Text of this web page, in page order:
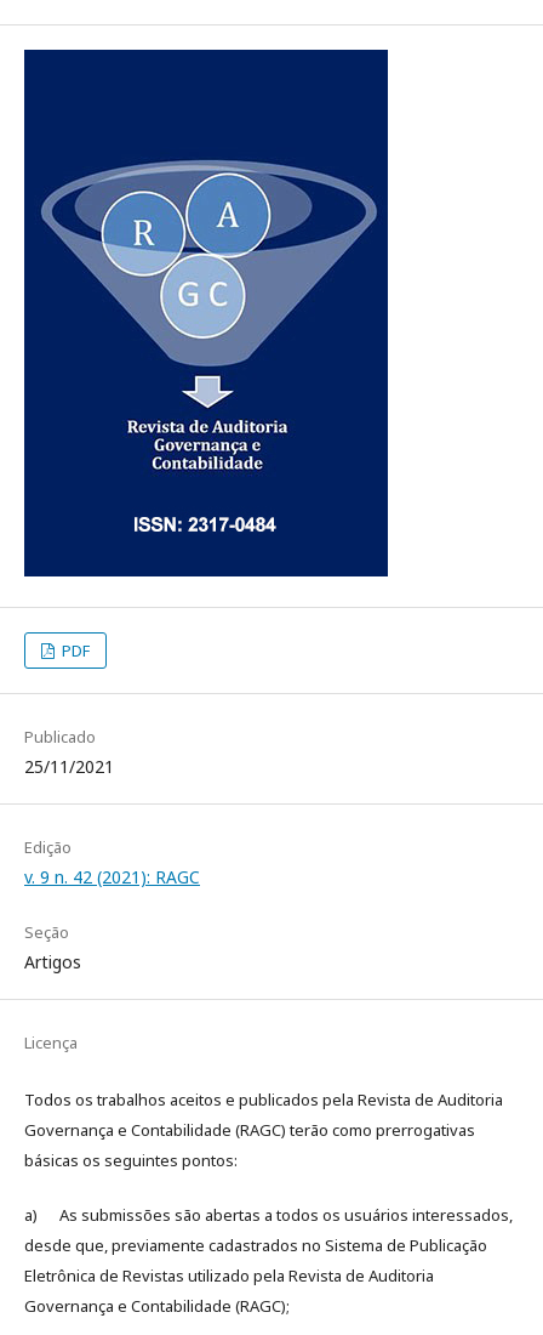
PDF
Publicado
25/11/2021
Edição
v. 9 n. 42 (2021): RAGC
Seção
Artigos
Licença
Todos os trabalhos aceitos e publicados pela Revista de Auditoria
Governança e Contabilidade (RAGC) terão como prerrogativas
básicas os seguintes pontos:
a) As submissões são abertas a todos os usuários interessados,
desde que, previamente cadastrados no Sistema de Publicação
Eletrônica de Revistas utilizado pela Revista de Auditoria
Governança e Contabilidade (RAGC);